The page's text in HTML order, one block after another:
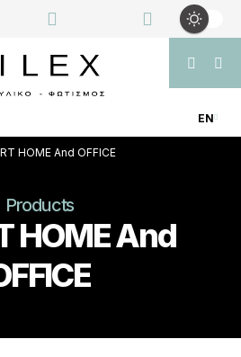
EN
HOME And OFFICE
Products
HOME And